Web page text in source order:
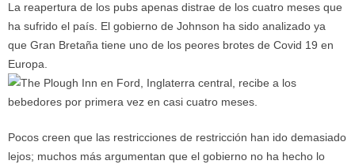
La reapertura de los pubs apenas distrae de los cuatro meses que
ha sufrido el país. El gobierno de Johnson ha sido analizado ya
que Gran Bretaña tiene uno de los peores brotes de Covid 19 en
Europa.
Pocos creen que las restricciones de restricción han ido demasiado
lejos; muchos más argumentan que el gobierno no ha hecho lo